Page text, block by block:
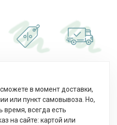
в момент доставки,
или пункт самовывоза. Но,
всегда есть
на сайте: картой или